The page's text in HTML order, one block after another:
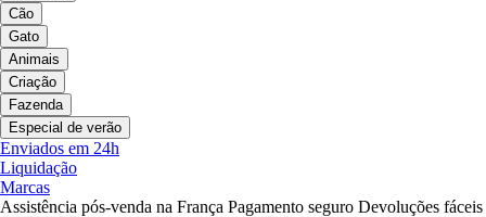
Cão
Gato
Animais
Criação
Fazenda
Especial de verão
Enviados em 24h
Liquidação
Marcas
Assistência pós-venda na França Pagamento seguro Devoluções fáceis